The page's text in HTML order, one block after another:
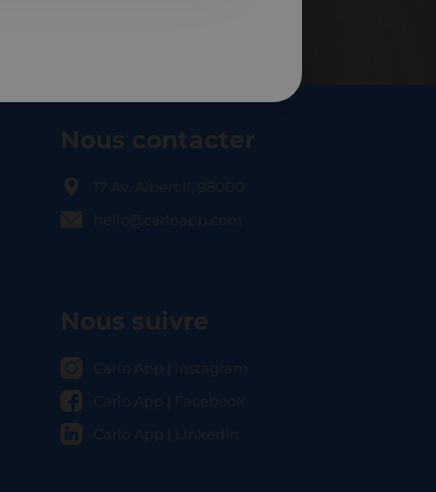
Nous contacter
17 Av. Albert II, 98000
hello@carloapp.com
Nous suivre
Carlo App | Instagram
Carlo App | Facebook
Carlo App | Linkedin